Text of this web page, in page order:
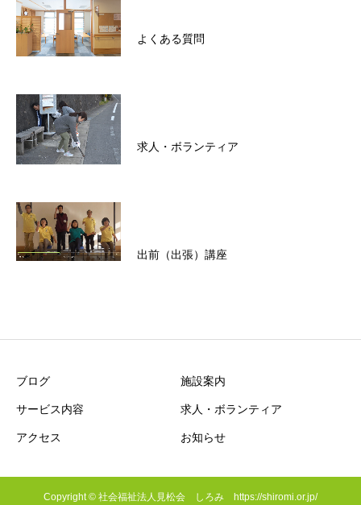
よくある質問
求人・ボランティア
出前（出張）講座
ブログ 施設案内
サービス内容 求人・ボランティア
アクセス お知らせ
Copyright © 社会福祉法人見松会 しろみ https://shiromi.or.jp/